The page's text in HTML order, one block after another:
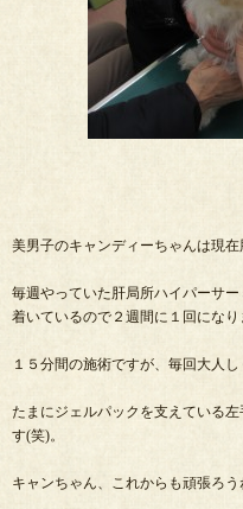
美男子のキャンディーちゃんは現在
毎週やっていた肝局所ハイパーサ
着いているので２週間に１回になり
１５分間の施術ですが、毎回大人し
たまにジェルパックを支えている
す(笑)。
キャンちゃん、これからも頑張ろう